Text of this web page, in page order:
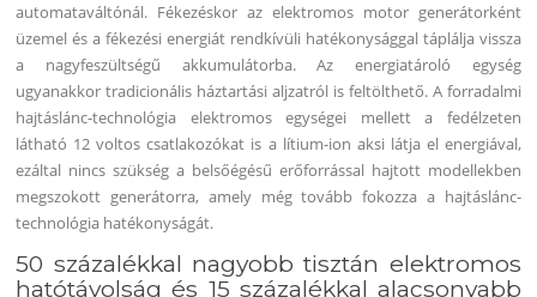
automataváltónál. Fékezéskor az elektromos motor generátorként
üzemel és a fékezési energiát rendkívüli hatékonysággal táplálja vissza
a nagyfeszültségű akkumulátorba. Az energiatároló egység
ugyanakkor tradicionális háztartási aljzatról is feltölthető. A forradalmi
hajtáslánc-technológia elektromos egységei mellett a fedélzeten
látható 12 voltos csatlakozókat is a lítium-ion aksi látja el energiával,
ezáltal nincs szükség a belsőégésű erőforrással hajtott modellekben
megszokott generátorra, amely még tovább fokozza a hajtáslánc-
technológia hatékonyságát.
50 százalékkal nagyobb tisztán elektromos
hatótávolság és 15 százalékkal alacsonyabb